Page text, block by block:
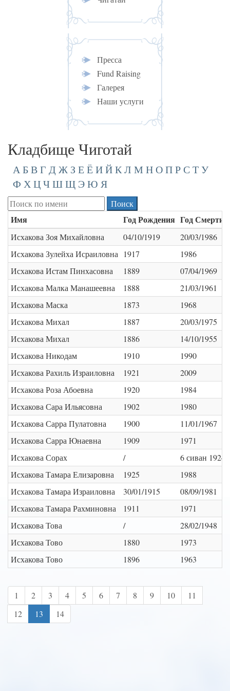
Пресса
Fund Raising
Галерея
Наши услуги
Кладбище Чиготай
АБВГ Д Ж З ЕЁИЙКЛ М НОПРСТУ
Ф ХЦЧШЩ ЭЮ Я
Имя Год Рождения Год Смерти
Исхакова Зоя Михайловна 04/10/1919
20/03/1986
Исхакова Зулейха Исраиловна
1917
1986
Исхакова Истам Пинхасовна
1889
07/04/1969
Исхакова Малка Манашеевна
1888
21/03/1961
Исхакова Маска
1873
1968
Исхакова Михал
1887
20/03/1975
Исхакова Михал
1886
14/10/1955
Исхакова Никодам
1910
1990
Исхакова Рахиль Израиловна
1921
2009
Исхакова Роза Абоевна
1920
1984
Исхакова Сара Ильясовна
1902
1980
Исхакова Сарра Пулатовна
1900
11/01/1967
Исхакова Сарра Юнаевна
1909
1971
Исхакова Сорах
/
6 сиван 1924
Исхакова Тамара Елизаровна
1925
1988
Исхакова Тамара Израиловна
30/01/1915
08/09/1981
Исхакова Тамара Рахминовна
1911
1971
Исхакова Това
/
28/02/1948
Исхакова Тово
1880
1973
Исхакова Тово
1896 1963
1 2 3 4 5 6 7 8 9 10
11
12
13 14